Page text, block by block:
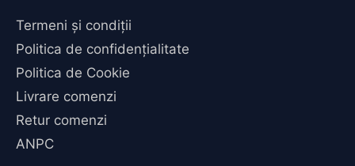
Termeni și condiții
Politica de confidențialitate
Politica de Cookie
Livrare comenzi
Retur comenzi
ANPC